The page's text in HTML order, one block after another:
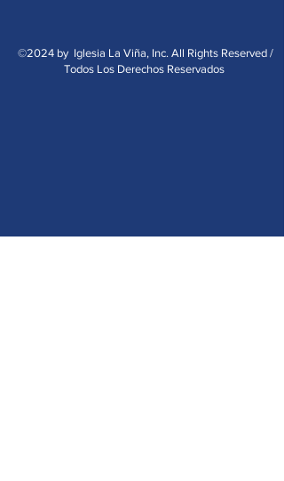
©2024 by Iglesia La Viña, Inc. All Rights Reserved /
Todos Los Derechos Reservados